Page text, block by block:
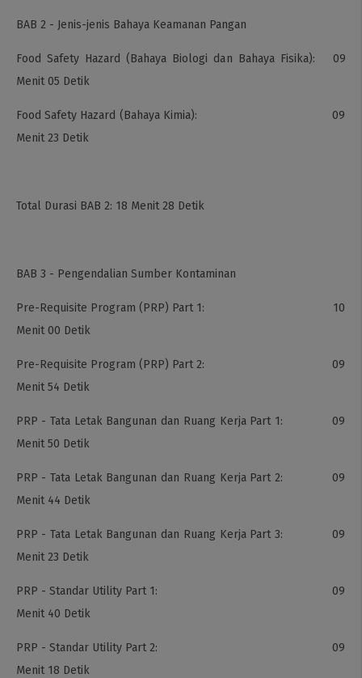
BAB 2 - Jenis-jenis Bahaya Keamanan Pangan
Food Safety Hazard (Bahaya Biologi dan Bahaya Fisika): 09
Menit 05 Detik
Food Safety Hazard (Bahaya Kimia): 09
Menit 23 Detik
Total Durasi BAB 2: 18 Menit 28 Detik
BAB 3 - Pengendalian Sumber Kontaminan
Pre-Requisite Program (PRP) Part 1: 10
Menit 00 Detik
Pre-Requisite Program (PRP) Part 2: 09
Menit 54 Detik
PRP - Tata Letak Bangunan dan Ruang Kerja Part 1: 09
Menit 50 Detik
PRP - Tata Letak Bangunan dan Ruang Kerja Part 2: 09
Menit 44 Detik
PRP - Tata Letak Bangunan dan Ruang Kerja Part 3: 09
Menit 23 Detik
PRP - Standar Utility Part 1: 09
Menit 40 Detik
PRP - Standar Utility Part 2: 09
Menit 18 Detik